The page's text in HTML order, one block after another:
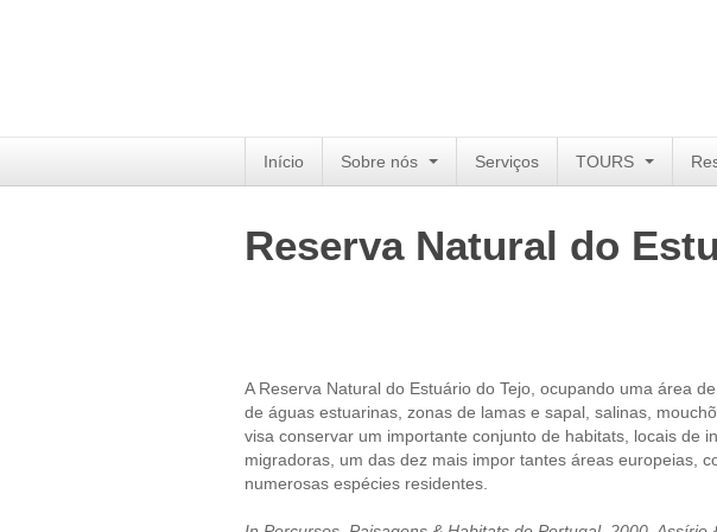
Início Sobre nós Serviços TOURS
Reserva Natural do
A Reserva Natural do Estuário do Tejo, ocupando uma área
de águas estuarinas, zonas de lamas e sapal, salinas,
visa conservar um importante conjunto de habitats, locais de
migradoras, um das dez mais impor tantes áreas europeias,
numerosas espécies residentes.